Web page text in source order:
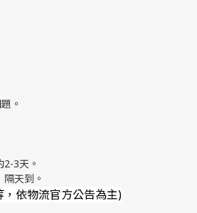
。
3天。
天到。
依物流官方公告為主)